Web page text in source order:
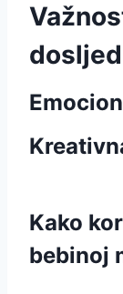
Kako
bebinoj